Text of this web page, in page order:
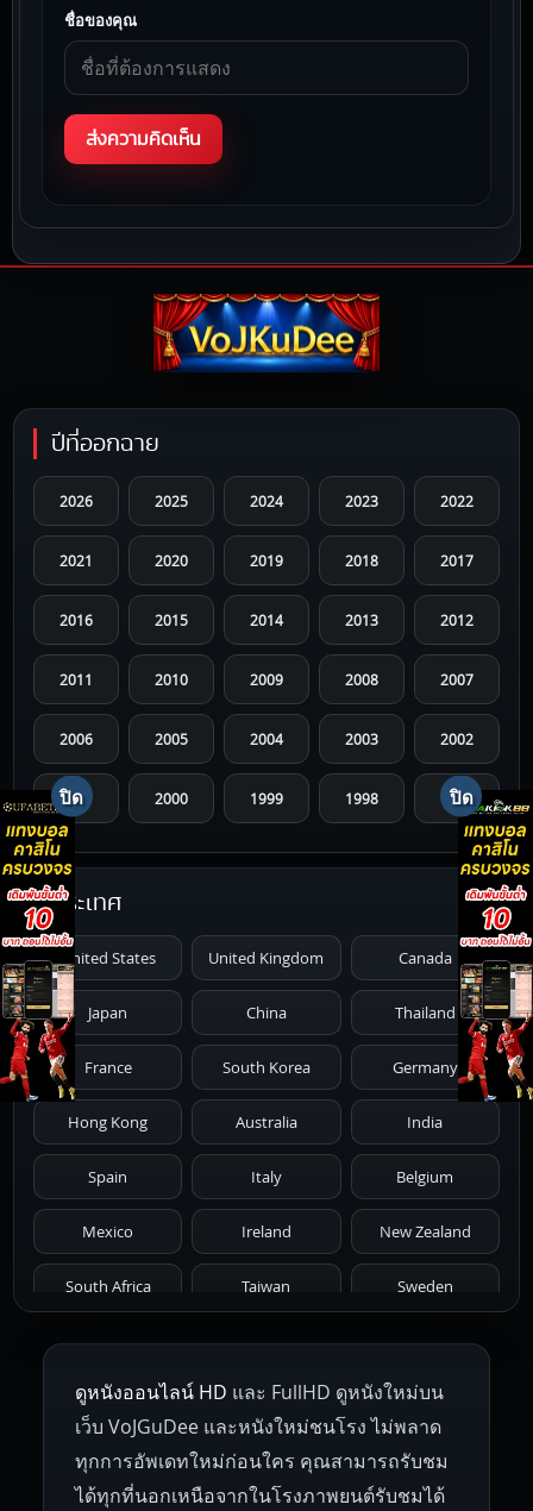
ชื่อของคุณ
ปีที่ออกฉาย
2026 2025 2024 2023 2022
2021 2020 2019 2018 2017
2016 2015 2014 2013 2012
2011 2010 2009 2008 2007
2006 2005 2004 2003 2002
2001 2000 1999 1998 1997
1996 1995 1994 1993 1992
1986 1985 1984 1983 1982
1981 1980 1979 1978 1977
1976 1975 1974 1973 1972
1971 1970 1969 1968 1967
1966 1965 1964 1963 1962
1959 1955
1945 1942 1941 1940 1939
1938 1937 1930 1928 1916
ประเทศ
United States United Kingdom Canada
Japan China Thailand
France South Korea Germany
Hong Kong Australia India
Spain Italy Belgium
Mexico Ireland New Zealand
South Africa Taiwan Sweden
Netherlands Russia Poland
Hungary Denmark Bulgaria
Czech Republic Brazil Turkey
ดูหนังออนไลน์ HD และ FullHD ดูหนังใหม่บน
เว็บ VoJGuDee และหนังใหม่ชนโรง ไม่พลาด
ทุกการอัพเดทใหม่ก่อนใคร คุณสามารถรับชม
ได้ทุกที่นอกเหนือจากในโรงภาพยนต์รับชมได้